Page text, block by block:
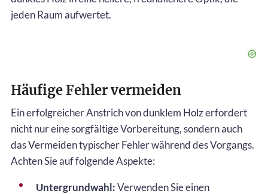
jeden Raum aufwertet.
Häufige Fehler vermeiden
Ein erfolgreicher Anstrich von dunklem Holz erfordert
nicht nur eine sorgfältige Vorbereitung, sondern auch
das Vermeiden typischer Fehler während des Vorgangs.
Achten Sie auf folgende Aspekte:
Untergrundwahl:Verwenden Sie einen